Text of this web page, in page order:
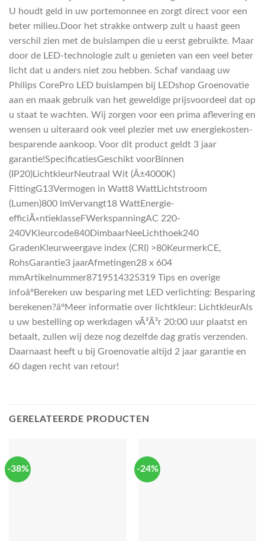
U houdt geld in uw portemonnee en zorgt direct voor een
beter milieu.Door het strakke ontwerp zult u haast geen
verschil zien met de buislampen die u eerst gebruikte. Maar
door de LED-technologie zult u genieten van een veel beter
licht dat u anders niet zou hebben. Schaf vandaag uw
Philips CorePro LED buislampen bij LEDshop Groenovatie
aan en maak gebruik van het geweldige prijsvoordeel dat op
u staat te wachten. Wij zorgen voor een prima aflevering en
wensen u uiteraard ook veel plezier met uw energiekosten-
besparende aankoop. Voor dit product geldt 3 jaar
garantie!SpecificatiesGeschikt voorBinnen
(IP20)LichtkleurNeutraal Wit (Â±4000K)
FittingG13Vermogen in Watt8 WattLichtstroom
(Lumen)800 lmVervangt18 WattEnergie-
efficiÃ«ntieklasseFWerkspanningAC 220-
240VKleurcode840DimbaarNeeLichthoek240
GradenKleurweergave index (CRI) >80KeurmerkCE,
RohsGarantie3 jaarAfmetingen28 x 604
mmArtikelnummer8719514325319 Tips en overige
infoâºBereken uw besparing met LED verlichting: Besparing
berekenen?âºMeer informatie over lichtkleur: LichtkleurAls
u uw bestelling op werkdagen vÃ³Ã³r 20:00 uur plaatst en
betaalt, zullen wij deze nog dezelfde dag gratis verzenden.
Daarnaast heeft u bij Groenovatie altijd 2 jaar garantie en
60 dagen recht van retour!
GERELATEERDE PRODUCTEN
-38% -24%